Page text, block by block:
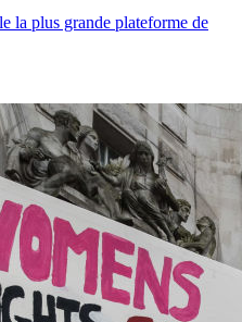
la plus grande plateforme de